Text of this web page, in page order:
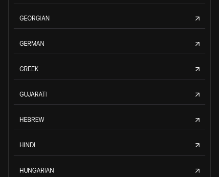
GEORGIAN
GERMAN
GREEK
GUJARATI
HEBREW
HINDI
HUNGARIAN